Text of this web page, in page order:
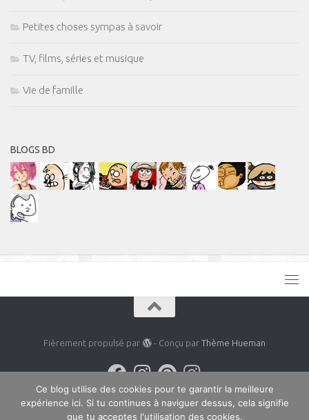
Petites choses sympas à savoir
TV, films, séries et musique
Vie de famille
BLOGS BD
Fièrement propulsé par - Conçu par Thème Hueman
Ce blog utilise des cookies pour te garantir la meilleure
expérience ici. Si tu continues à naviguer dessus, cela signifie
que tu acceptes l'utilisation des cookies.